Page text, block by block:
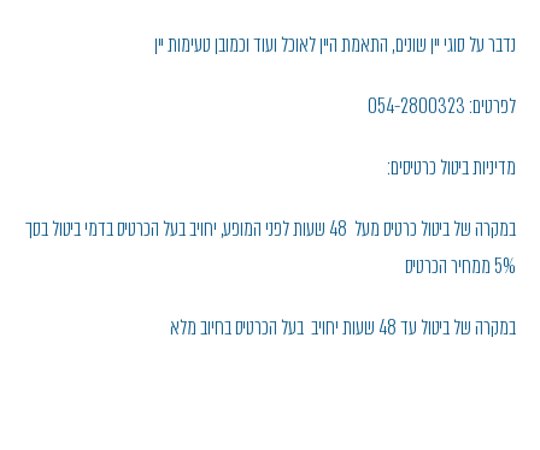
נדבר על סוגי יין שונים , התאמת היין לאוכל ועוד וכמובן טעימות יין
לפרטים: 054-2800323
מדיניות ביטול כרטיסים:
במקרה של ביטול כרטיס מעל 48 שעות לפני המופע, יחויב בעל הכרטיס בדמי ביטול בסך
5% ממחיר הכרטיס
במקרה של ביטול עד 48 שעות יחויב בעל הכרטיס בחיוב מלא